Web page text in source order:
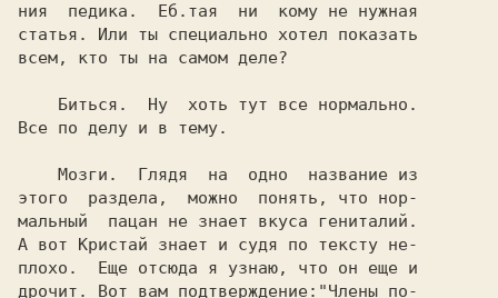
ния  педика.  Еб.тая  ни  кому не нужная
статья. Или ты специально хотел показать
всем, кто ты на самом деле?
Все по делу и в тему.
этого  раздела,  можно  понять, что нор-
мальный  пацан не знает вкуса гениталий.
А вот Кристай знает и судя по тексту не-
плохо.  Еще отсюда я узнаю, что он еще и
дрочит. Вот вам подтверждение:"Члены по-